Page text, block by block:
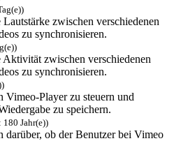
zwischen verschiedenen
zu synchronisieren.
zwischen verschiedenen
zu synchronisieren.
Vimeo-Player zu steuern und
zu speichern.
Jahr(e))
darüber, ob der Benutzer bei Vimeo